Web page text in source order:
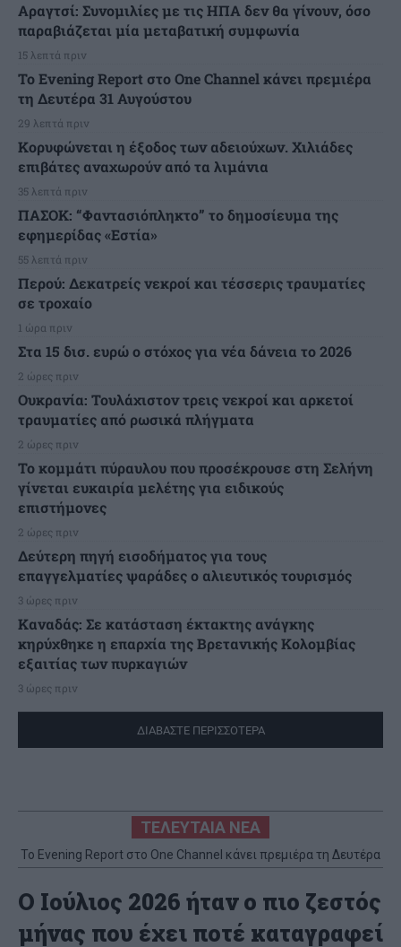
Αραγτσί: Συνομιλίες με τις ΗΠΑ δεν θα γίνουν, όσο
παραβιάζεται μία μεταβατική συμφωνία
15 λεπτά πριν
Το Evening Report στο One Channel κάνει πρεμιέρα
τη Δευτέρα 31 Αυγούστου
29 λεπτά πριν
Κορυφώνεται η έξοδος των αδειούχων. Χιλιάδες
επιβάτες αναχωρούν από τα λιμάνια
35 λεπτά πριν
ΠΑΣΟΚ: “Φαντασιόπληκτο” το δημοσίευμα της
εφημερίδας «Εστία»
55 λεπτά πριν
Περού: Δεκατρείς νεκροί και τέσσερις τραυματίες
σε τροχαίο
1 ώρα πριν
Στα 15 δισ. ευρώ ο στόχος για νέα δάνεια το 2026
2 ώρες πριν
Ουκρανία: Τουλάχιστον τρεις νεκροί και αρκετοί
τραυματίες από ρωσικά πλήγματα
2 ώρες πριν
Το κομμάτι πύραυλου που προσέκρουσε στη Σελήνη
γίνεται ευκαιρία μελέτης για ειδικούς
επιστήμονες
2 ώρες πριν
Δεύτερη πηγή εισοδήματος για τους
επαγγελματίες ψαράδες ο αλιευτικός τουρισμός
3 ώρες πριν
Καναδάς: Σε κατάσταση έκτακτης ανάγκης
κηρύχθηκε η επαρχία της Βρετανικής Κολομβίας
εξαιτίας των πυρκαγιών
3 ώρες πριν
ΔΙΑΒΑΣΤΕ ΠΕΡΙΣΣΟΤΕΡΑ